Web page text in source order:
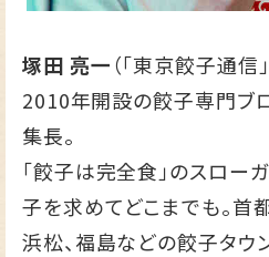
塚田 亮一（「東京餃子通信
2010年開設の餃子専門ブ
集長。
「餃子は完全食」のスロー
子を求めてどこまでも。首
浜松、福島などの餃子タウ